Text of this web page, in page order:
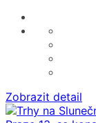
Zobrazit detail